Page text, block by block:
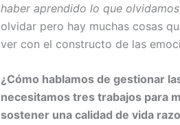
haber aprendido lo que
olvidar pero hay muchas cosas
ver con el constructo de las
¿Cómo hablamos de gestionar
necesitamos tres trabajos para
sostener una calidad de vida